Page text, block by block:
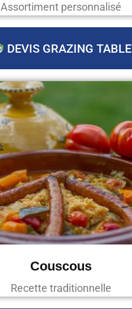
Assortiment personnalisé
DEVIS GRAZING TABLE
Couscous
Recette traditionnelle